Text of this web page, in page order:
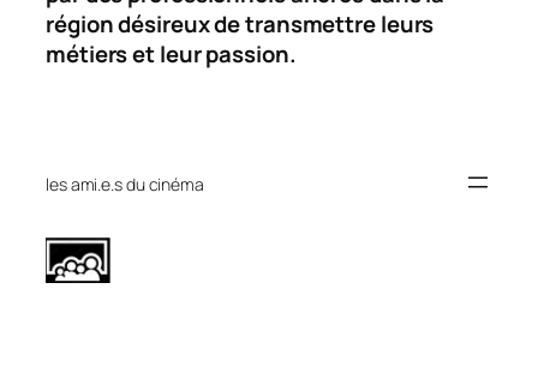
région désireux de transmettre leurs
métiers et leur passion.
les ami.e.s du cinéma